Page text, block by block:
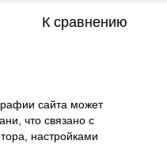
К сравнению
сайта может
что связано с
настройками